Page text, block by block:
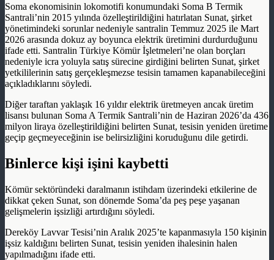
Soma ekonomisinin lokomotifi konumundaki Soma B Termik
Santrali’nin 2015 yılında özelleştirildiğini hatırlatan Sunat, şirket
yönetimindeki sorunlar nedeniyle santralin Temmuz 2025 ile Mart
2026 arasında dokuz ay boyunca elektrik üretimini durdurduğunu
ifade etti. Santralin Türkiye Kömür İşletmeleri’ne olan borçları
nedeniyle icra yoluyla satış sürecine girdiğini belirten Sunat, şirket
yetkililerinin satış gerçekleşmezse tesisin tamamen kapanabileceğini
açıkladıklarını söyledi.
Diğer taraftan yaklaşık 16 yıldır elektrik üretmeyen ancak üretim
lisansı bulunan Soma A Termik Santrali’nin de Haziran 2026’da 436
milyon liraya özelleştirildiğini belirten Sunat, tesisin yeniden üretime
geçip geçmeyeceğinin ise belirsizliğini koruduğunu dile getirdi.
Binlerce kişi işini kaybetti
Kömür sektöründeki daralmanın istihdam üzerindeki etkilerine de
dikkat çeken Sunat, son dönemde Soma’da peş peşe yaşanan
gelişmelerin işsizliği artırdığını söyledi.
Dereköy Lavvar Tesisi’nin Aralık 2025’te kapanmasıyla 150 kişinin
işsiz kaldığını belirten Sunat, tesisin yeniden ihalesinin halen
yapılmadığını ifade etti.